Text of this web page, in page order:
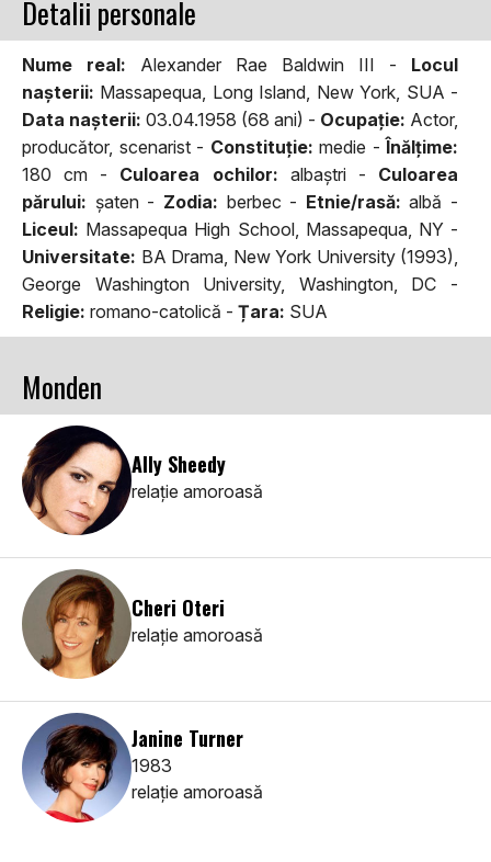
Detalii personale
Nume real: Alexander Rae Baldwin III - Locul
naşterii: Massapequa, Long Island, New York, SUA -
Data naşterii: 03.04.1958 (68 ani) - Ocupaţie: Actor,
producător, scenarist - Constituţie: medie -Înălţime:
180 cm - Culoarea ochilor: albaştri - Culoarea
părului: şaten - Zodia: berbec - Etnie/rasă: albă -
Liceul: Massapequa High School, Massapequa, NY -
Universitate: BA Drama, New York University (1993),
George Washington University, Washington, DC -
Religie: romano-catolică - Țara: SUA
Monden
Ally Sheedy
relaţie amoroasă
Cheri Oteri
relaţie amoroasă
Janine Turner
1983
relaţie amoroasă